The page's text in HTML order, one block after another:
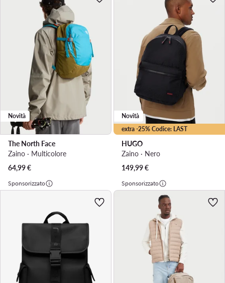
Novità
The North Face
Zaino · Multicolore
64,99€
extra -25% Codice: LAST
Novità
HUGO
Zaino · Nero
149,99€
Sponsorizzato Sponsorizzato